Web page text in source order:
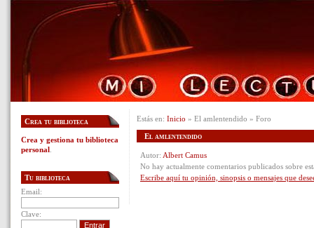
Estás en: Inicio » El amlentendido » Foro
El amlentendido
Autor: Albert Camus
No hay actualmente comentarios publicados sobre
Escribe aquí tu opinión, sinopsis o mensajes que
Crea tu biblioteca
Crea y gestiona tu biblioteca
personal
Tu biblioteca
Email:
Clave: